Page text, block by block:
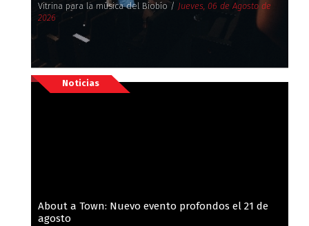
Vitrina para la música del Biobío / Jueves, 06 de Agosto de
2026
Noticias
About a Town: Nuevo evento profondos el 21 de
agosto